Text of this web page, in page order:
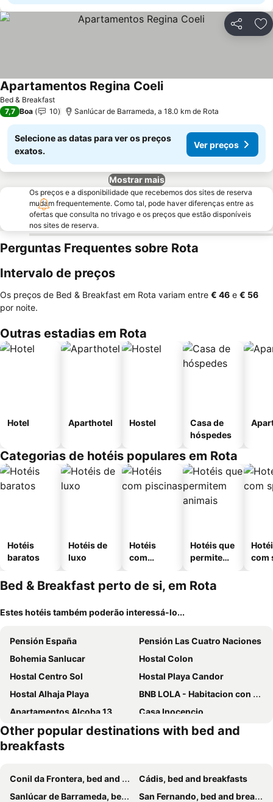
Partilhar
Bed & Breakfast
Apartamentos Regina CoeliVer preços
7,7 Boa 10 Sanlúcar de Barrameda, a 18.0 km de Rota
Selecione as datas para ver os preços
exatos.
Ver preços
Mostrar mais
Os preços e a disponibilidade que recebemos dos sites de reserva
mudam frequentemente. Como tal, pode haver diferenças entre as
ofertas que consulta no trivago e os preços que estão disponíveis
nos sites de reserva.
Perguntas Frequentes sobre Rota
Intervalo de preços
Os preços de Bed & Breakfast em Rota variam entre ‎€ 46 e ‎€ 56
por noite.
Outras estadias em Rota
Hotel Aparthotel Hostel
Casa de
hóspedes
Categorias de hotéis populares em Rota
Hotéis
baratos
Hotéis de
luxo
Hotéis
com
Hotéis que
permitem
com
Bed & Breakfast perto de si, em Rota
Estes hotéis também poderão interessá-lo...
Pensión España
Pensión Las Cuatro Naciones
Bohemia Sanlucar
Hostal Colon
Hostal Centro Sol
Hostal Playa Candor
Hostal Alhaja Playa
BNB LOLA - Habitacion con Baño privado en el pasillo y aire acondicionado
Apartamentos Alcoba 13
Casa Inocencio
Art Suites By Casa Del Santo
Hostal El Faro
Anka Kurro By Bossh Hotels
Other popular destinations with bed and
breakfasts
Conil da Frontera, bed and breakfasts
Cádis, bed and breakfasts
Sanlúcar de Barrameda, bed and breakfasts
San Fernando, bed and breakfasts